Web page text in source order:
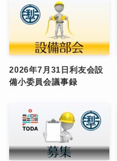
2026年7月31日利友会設
備小委員会議事録